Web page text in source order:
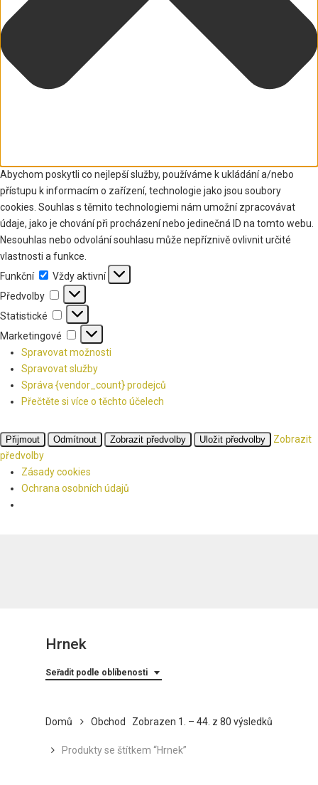
Abychom poskytli co nejlepší služby, používáme k ukládání a/nebo
přístupu k informacím o zařízení, technologie jako jsou soubory
cookies. Souhlas s těmito technologiemi nám umožní zpracovávat
údaje, jako je chování při procházení nebo jedinečná ID na tomto webu.
Nesouhlas nebo odvolání souhlasu může nepříznivě ovlivnit určité
vlastnosti a funkce.
Funkční
Funkční
Vždy aktivní
Předvolby
Předvolby
Statistické Statistické
Marketingové
Marketingové
Spravovat možnosti
Spravovat služby
Správa {vendor_count} prodejců
Přečtěte si více o těchto účelech
Přijmout Odmítnout Zobrazit předvolby Uložit předvolby
Zobrazit
předvolby
Zásady cookies
Ochrana osobních údajů
Hrnek
Seřadit podle oblíbenosti
Zobrazen 1. – 44. z 80 výsledků
Domů Obchod
Produkty se štítkem “Hrnek”